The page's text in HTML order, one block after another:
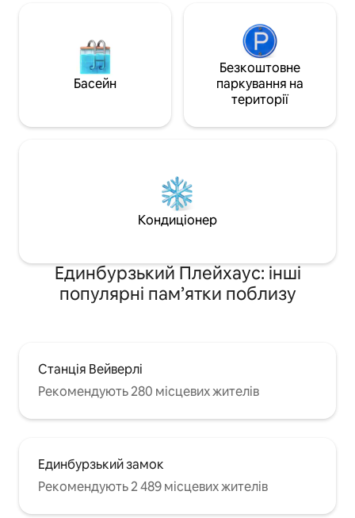
Басейн
Безкоштовне
паркування на
території
Кондиціонер
Единбурзький Плейхаус: інші
популярні пам’ятки поблизу
Станція Вейверлі
Рекомендують 280 місцевих жителів
Единбурзький замок
Рекомендують 2 489 місцевих жителів